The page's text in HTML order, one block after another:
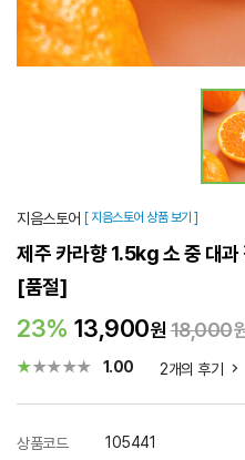
지음스토어 [ 지음스토어 상품 보기 ]
제주 카라향 1.5kg 소 중 대
[품절]
23% 13,900원18,000
★★★★★ 1.00 2개의 후기
상품코드 105441